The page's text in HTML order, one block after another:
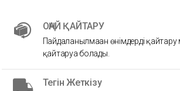
ОҢАЙ ҚАЙТАРУ
Пайдаланылмаған өнімдерді қайтару
қайтаруға болады.
Тегін Жеткізу